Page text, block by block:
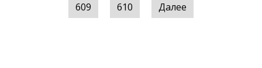
609 610 Далее